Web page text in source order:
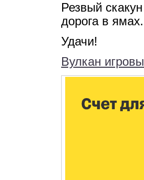
Резвый
дорога в ямах.
Удачи!
Вулкан